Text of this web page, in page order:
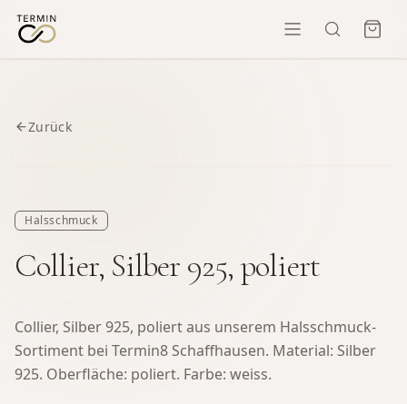
Zurück
Halsschmuck
Collier, Silber 925, poliert
Collier, Silber 925, poliert aus unserem Halsschmuck-
Sortiment bei Termin8 Schaffhausen. Material: Silber
925. Oberfläche: poliert. Farbe: weiss.